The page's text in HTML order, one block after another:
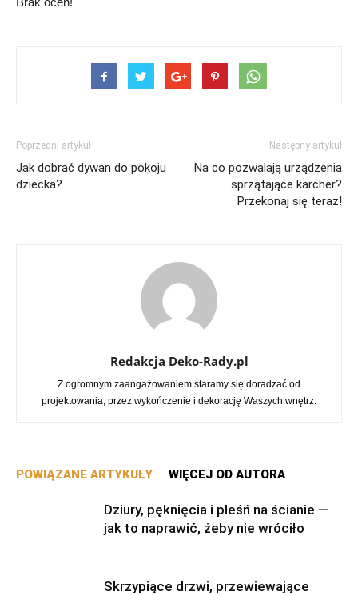
Poprzedni artykuł
Jak dobrać dywan do pokoju
dziecka?
Następny artykuł
Na co pozwalają urządzenia
sprzątające karcher?
Przekonaj się teraz!
Redakcja Deko-Rady.pl
Z ogromnym zaangażowaniem staramy się doradzać od
projektowania, przez wykończenie i dekorację Waszych wnętrz.
POWIĄZANE ARTYKUŁY WIĘCEJ OD AUTORA
Dziury, pęknięcia i pleśń na ścianie —
jak to naprawić, żeby nie wróciło
Skrzypiące drzwi, przewiewające